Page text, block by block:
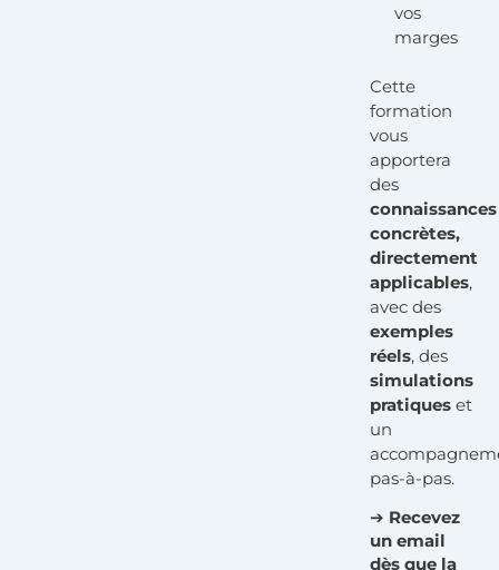
vos
marges
Cette
formation
vous
apportera
des
connaissances
concrètes,
directement
applicables,
avec des
exemples
réels, des
simulations
pratiqueset
un
pas-à-pas.
➔ Recevez
un email
dès que la